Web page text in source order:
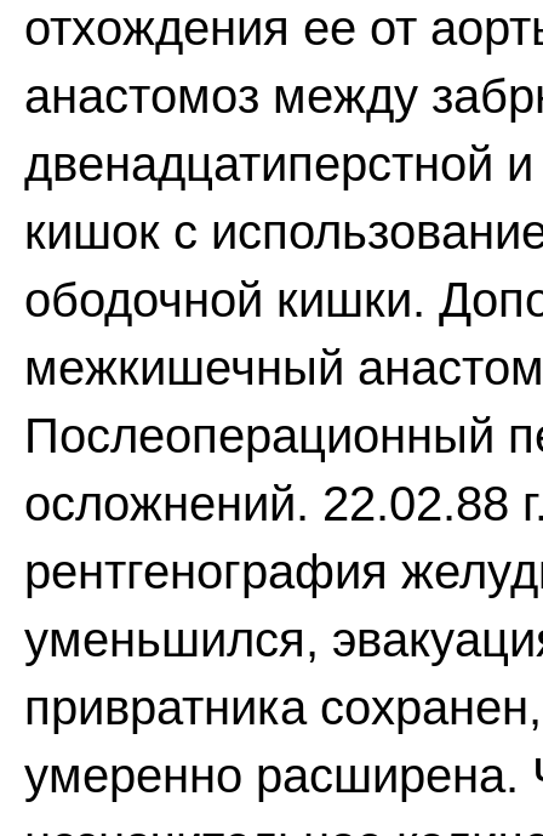
отхождения ее от
анастомоз между
двенадцатиперстной
кишок с
ободочной кишки.
межкишечный
Послеоперационный
осложнений. 22.02.88
рентгенография
уменьшился,
привратника
умеренно расширена.